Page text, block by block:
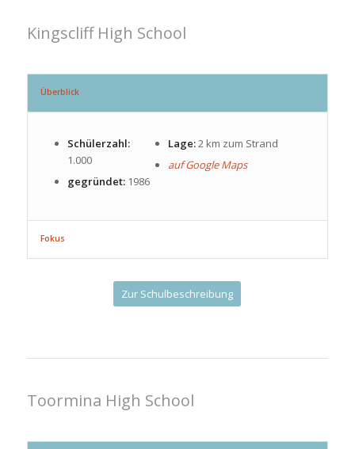
Kingscliff High School
Überblick
Schülerzahl:
1.000
gegründet:1986
Lage:2 km zum Strand
auf Google Maps
Fokus
Zur Schulbeschreibung
Toormina High School